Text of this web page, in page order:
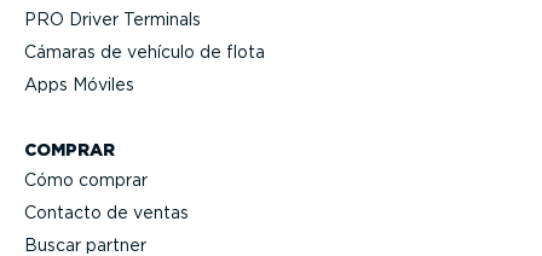
PRO Driver Terminals
Cámaras de vehículo de flota
Apps Móviles
COMPRAR
Cómo comprar
Contacto de ventas
Buscar partner